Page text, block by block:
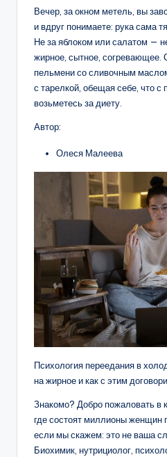
Вечер, за окном метель, вы
и вдруг понимаете: рука сама
Не за яблоком или салатом —
жирное, сытное, согревающее.
пельмени со сливочным
с тарелкой, обещая себе, что с
возьметесь за диету.
Автор:
Олеся Малеева
Психология переедания в
на жирное и как с этим
Знакомо? Добро пожаловать в
где состоят миллионы женщин
если мы скажем: это не ваша
Биохимик, нутрициолог,